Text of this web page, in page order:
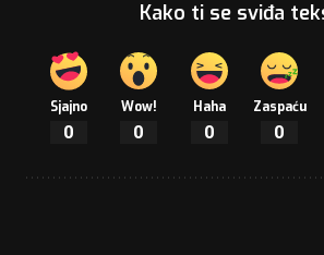
Kako ti se sviđa
Sjajno
0
Wow!
0
Haha
0
Zaspaću
0